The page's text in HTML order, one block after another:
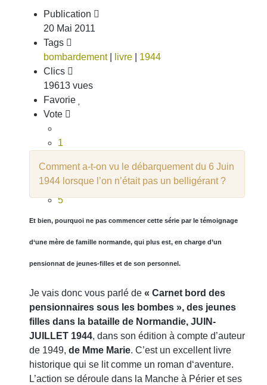
Publication
20 Mai 2011
Tags
bombardement| livre
1944
Clics
19613 vues
Favorie
Vote
1
3
4
5
Comment a-t-on vu le débarquement du 6 Juin
1944 lorsque l’on n’était pas un belligérant ?
Et bien, pourquoi ne pas commencer cette série par le témoignage
d‘une mère de famille normande, qui plus est, en charge d’un
pensionnat de jeunes-filles et de son personnel.
Je vais donc vous parlé de « Carnet bord des
pensionnaires sous les bombes », des jeunes
filles dans la bataille de Normandie, JUIN-
JUILLET 1944, dans son édition à compte d’auteur
de 1949, de Mme Marie. C’est un excellent livre
historique qui se lit comme un roman d‘aventure.
L’action se déroule dans la Manche à Périer et ses